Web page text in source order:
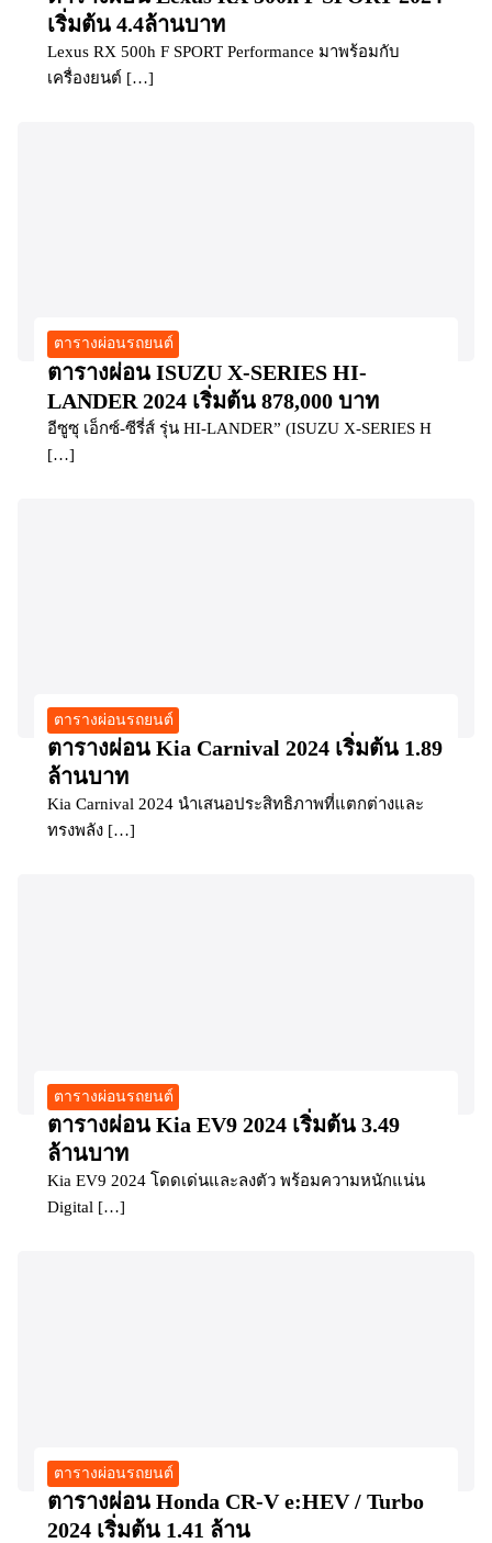
เริ่มต้น 4.4ล้านบาท
Lexus RX 500h F SPORT Performance มาพร้อมกับ
เครื่องยนต์ […]
ตารางผ่อนรถยนต์
ตารางผ่อน ISUZU X-SERIES HI-
LANDER 2024 เริ่มต้น 878,000 บาท
อีซูซุ เอ็กซ์-ซีรี่ส์ รุ่น HI-LANDER” (ISUZU X-SERIES H
[…]
ตารางผ่อนรถยนต์
ตารางผ่อน Kia Carnival 2024 เริ่มต้น 1.89
ล้านบาท
Kia Carnival 2024 นำเสนอประสิทธิภาพที่แตกต่างและ
ทรงพลัง […]
ตารางผ่อนรถยนต์
ตารางผ่อน Kia EV9 2024 เริ่มต้น 3.49
ล้านบาท
Kia EV9 2024 โดดเด่นและลงตัว พร้อมความหนักแน่น
Digital […]
ตารางผ่อนรถยนต์
ตารางผ่อน Honda CR-V e:HEV / Turbo
2024 เริ่มต้น 1.41 ล้าน